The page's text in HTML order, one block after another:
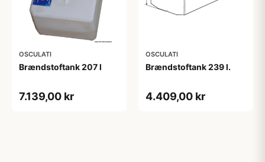
OSCULATI
Brændstoftank 207 l
7.139,00 kr
OSCULATI
Brændstoftank 239 l.
4.409,00 kr